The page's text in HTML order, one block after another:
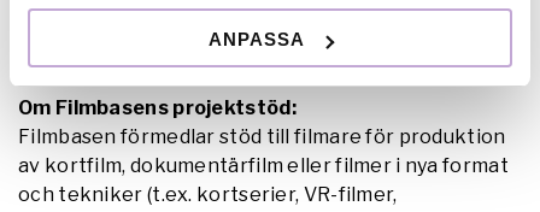
ANPASSA
​Läs mer om STHLM Debut.
Om Filmbasens projektstöd:
​Filmbasen förmedlar stöd till filmare för produktion
av kortfilm, dokumentärfilm eller filmer i nya format
och tekniker (t.ex. kortserier, VR-filmer,